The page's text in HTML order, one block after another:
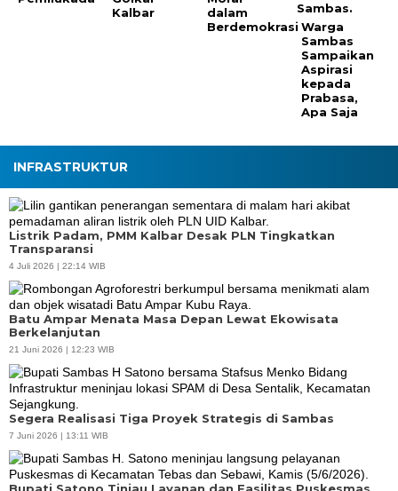
Kalbar
dalam
Berdemokrasi Warga
Sambas
Sampaikan
Aspirasi
kepada
Prabasa,
Apa Saja
INFRASTRUKTUR
Listrik Padam, PMM Kalbar Desak PLN Tingkatkan
Transparansi
4 Juli 2026 | 22:14 WIB
Batu Ampar Menata Masa Depan Lewat Ekowisata
Berkelanjutan
21 Juni 2026 | 12:23 WIB
Segera Realisasi Tiga Proyek Strategis di Sambas
7 Juni 2026 | 13:11 WIB